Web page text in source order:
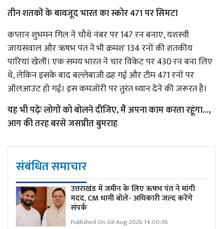
तीन शतकों के बावजूद भारत का स्कोर 471 पर सिमटा
कप्तान शुभमन गिल ने चौथे नंबर पर 147 रन बनाए, यशस्वी
जायसवाल और ऋषभ पंत ने भी क्रमशः 134 रनों की शतकीय
पारियां खेलीं। एक समय भारत ने चार विकेट पर 430 रन बना लिए
थे, लेकिन इसके बाद बल्लेबाजी ढह गई और टीम 471 रनों पर
ऑलआउट हो गई। इस कमजोरी पर तुरंत ध्यान देने की जरूरत है।
यह भी पढ़ेःलोगों को बोलने दीजिए, मैं अपना काम करता रहूंगा...,
आग की तरह बरसे जसप्रीत बुमराह
संबंधित समाचार
उत्तराखंड में जमीन के लिए ऋषभ पंत ने मांगी
मदद, CM धामी बोले- अधिकारी जल्द करेंगे
संपर्क
Published On 08 Aug 2026 14:00:36